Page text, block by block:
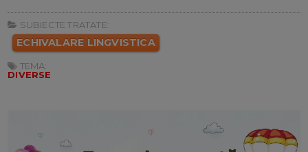
SUBIECTE TRATATE:
ECHIVALARE LINGVISTICA
TEMA:
DIVERSE